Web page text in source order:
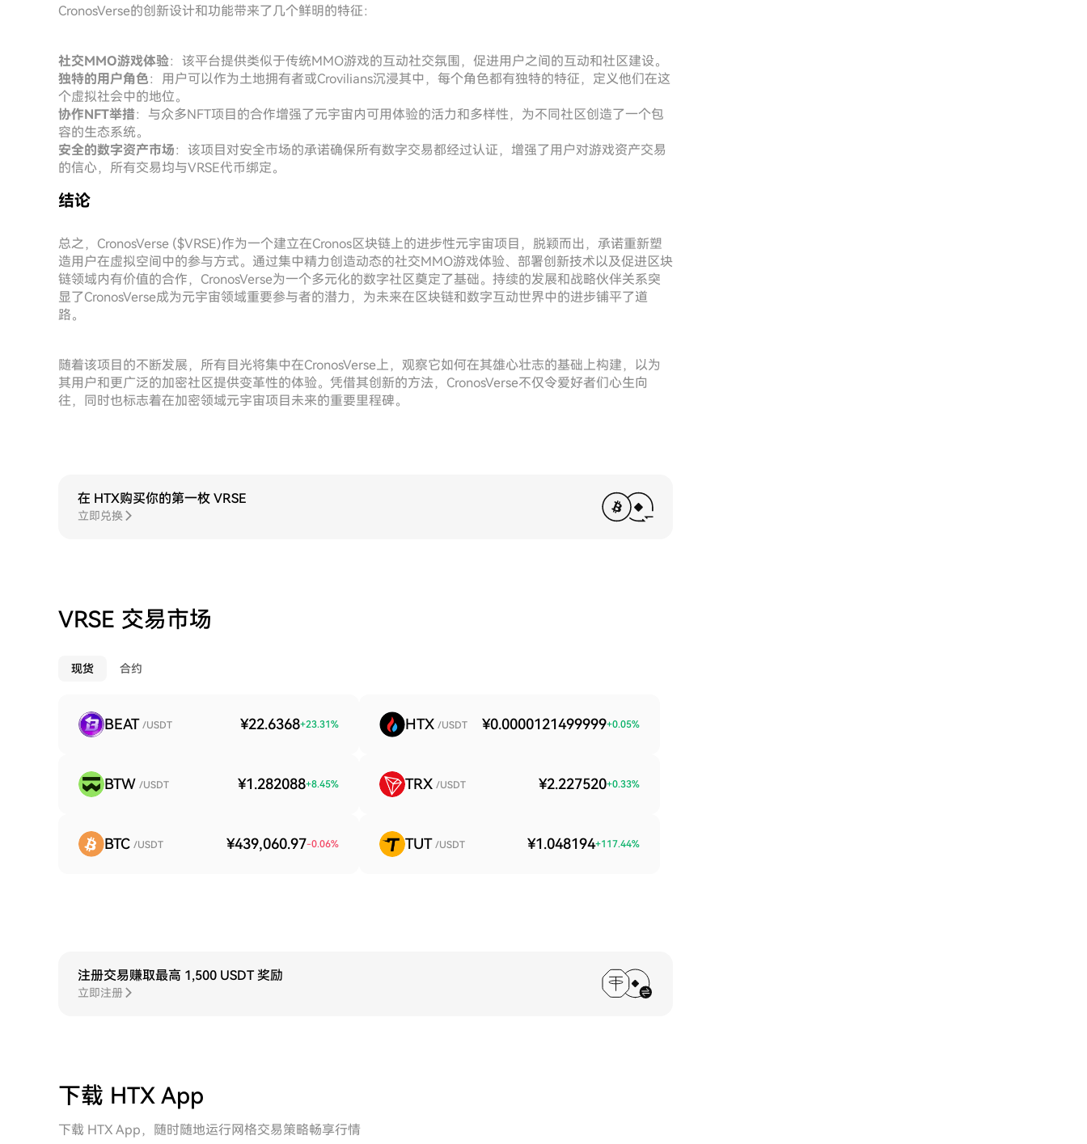
CronosVerse的创新设计和功能带来了几个鲜明的特征：
社交MMO游戏体验：该平台提供类似于传统MMO游戏的互动社交氛围，促进用户之间的互动和社区建设。
独特的用户角色：用户可以作为土地拥有者或Crovilians沉浸其中，每个角色都有独特的特征，定义他们在这
个虚拟社会中的地位。
协作NFT举措：与众多NFT项目的合作增强了元宇宙内可用体验的活力和多样性，为不同社区创造了一个包
容的生态系统。
安全的数字资产市场：该项目对安全市场的承诺确保所有数字交易都经过认证，增强了用户对游戏资产交易
的信心，所有交易均与VRSE代币绑定。
结论
总之，CronosVerse ($VRSE)作为一个建立在Cronos区块链上的进步性元宇宙项目，脱颖而出，承诺重新塑
造用户在虚拟空间中的参与方式。通过集中精力创造动态的社交MMO游戏体验、部署创新技术以及促进区块
链领域内有价值的合作，CronosVerse为一个多元化的数字社区奠定了基础。持续的发展和战略伙伴关系突
显了CronosVerse成为元宇宙领域重要参与者的潜力，为未来在区块链和数字互动世界中的进步铺平了道
路。
随着该项目的不断发展，所有目光将集中在CronosVerse上，观察它如何在其雄心壮志的基础上构建，以为
其用户和更广泛的加密社区提供变革性的体验。凭借其创新的方法，CronosVerse不仅令爱好者们心生向
往，同时也标志着在加密领域元宇宙项目未来的重要里程碑。
在 HTX购买你的第一枚 VRSE
立即兑换
VRSE 交易市场
现货 合约
BEAT /USDT ¥22.6368+23.31% HTX /USDT ¥0.0000121499999+0.05%
BTW /USDT ¥1.282088+8.45% TRX /USDT ¥2.227520+0.33%
BTC /USDT ¥439,060.97-0.06% TUT /USDT ¥1.048194+117.44%
注册交易赚取最高 1,500 USDT 奖励
立即注册
下载 HTX App
下载 HTX App，随时随地运行网格交易策略畅享行情